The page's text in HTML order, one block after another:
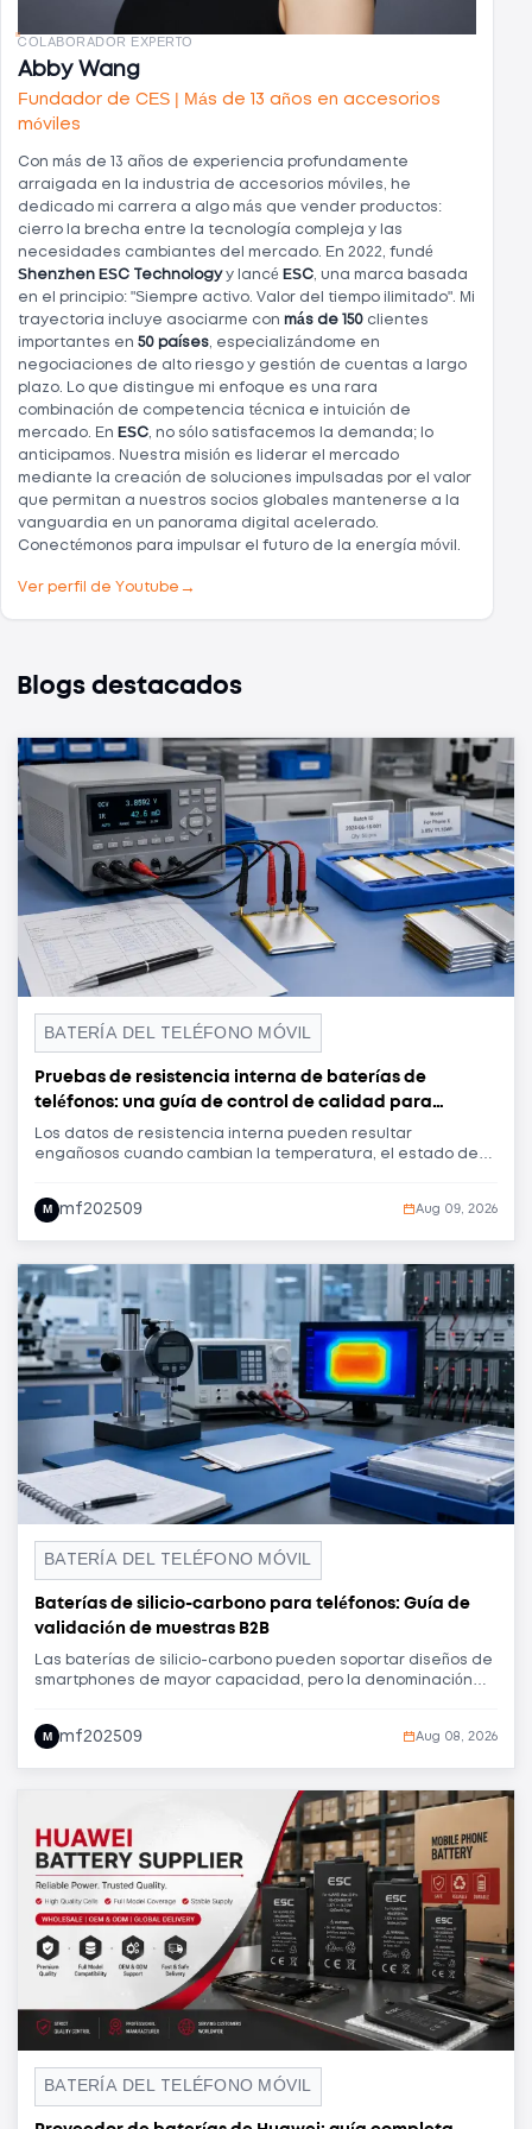
COLABORADOR EXPERTO
Abby Wang
Fundador de CES | Más de 13 años en accesorios
móviles
Con más de 13 años de experiencia profundamente
arraigada en la industria de accesorios móviles, he
dedicado mi carrera a algo más que vender productos:
cierro la brecha entre la tecnología compleja y las
necesidades cambiantes del mercado. En 2022, fundé
Shenzhen ESC Technologyy lancé ESC, una marca basada
en el principio: "Siempre activo. Valor del tiempo ilimitado". Mi
trayectoria incluye asociarme con más de 150 clientes
importantes en 50 países, especializándome en
negociaciones de alto riesgo y gestión de cuentas a largo
plazo. Lo que distingue mi enfoque es una rara
combinación de competencia técnica e intuición de
mercado. En ESC, no sólo satisfacemos la demanda; lo
anticipamos. Nuestra misión es liderar el mercado
mediante la creación de soluciones impulsadas por el valor
que permitan a nuestros socios globales mantenerse a la
vanguardia en un panorama digital acelerado.
Conectémonos para impulsar el futuro de la energía móvil.
Ver perfil de Youtube →
Blogs destacados
BATERÍA DEL TELÉFONO MÓVIL
Pruebas de resistencia interna de baterías de
teléfonos: una guía de control de calidad para
clientes B2B.
Los datos de resistencia interna pueden resultar
engañosos cuando cambian la temperatura, el estado de
métodos de medición. Esta guía ayuda a mayoristas,
talleres de reparación, reacondicionadores y compradores
referencia y las tendencias de lotes en un proceso de
inspección de entrada repetible.
M mf202509 Aug 09, 2026
BATERÍA DEL TELÉFONO MÓVIL
Baterías de silicio-carbono para teléfonos: Guía de
validación de muestras B2B
Las baterías de silicio-carbono pueden soportar diseños de
smartphones de mayor capacidad, pero la denominación
comportamiento térmico, la vida útil ni la consistencia de la
producción. Esta guía ayuda a las marcas de baterías,
aprobación de la producción en masa.
M mf202509 Aug 08, 2026
BATERÍA DEL TELÉFONO MÓVIL